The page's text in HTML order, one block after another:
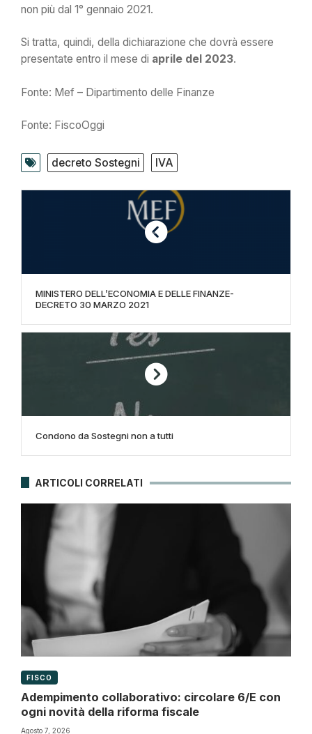
non più dal 1° gennaio 2021.
Si tratta, quindi, della dichiarazione che dovrà essere
presentate entro il mese di aprile del 2023.
Fonte: Mef – Dipartimento delle Finanze
Fonte: FiscoOggi
decreto Sostegni IVA
MINISTERO DELL’ECONOMIA E DELLE FINANZE-
DECRETO 30 MARZO 2021
Condono da Sostegni non a tutti
ARTICOLI CORRELATI
FISCO
Adempimento collaborativo: circolare 6/E con
ogni novità della riforma fiscale
Agosto 7, 2026